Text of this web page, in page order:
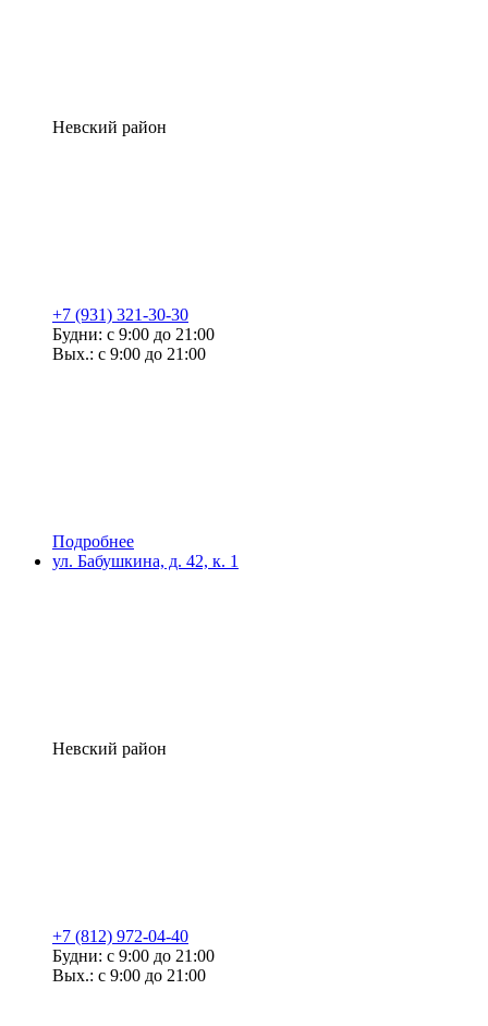
Невский район
+7 (931) 321-30-30
Будни: с 9:00 до 21:00
Вых.: с 9:00 до 21:00
Подробнее
ул. Бабушкина, д. 42, к. 1
Невский район
+7 (812) 972-04-40
Будни: с 9:00 до 21:00
Вых.: с 9:00 до 21:00